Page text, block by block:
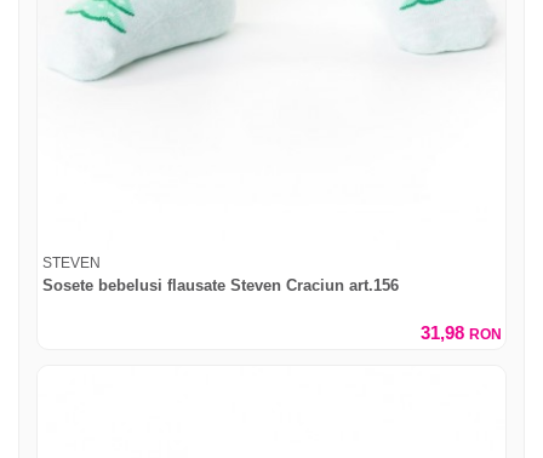
STEVEN
Sosete bebelusi flausate Steven Craciun art.156
31,98 RON